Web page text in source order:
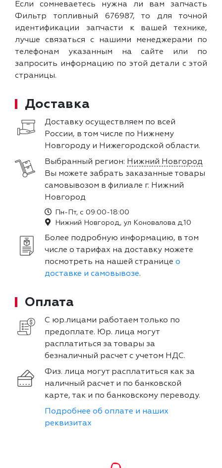
Если сомневаетесь нужна ли вам запчасть
Фильтр топливный 676987, то для точной
идентификации запчасти к вашей технике,
лучше связаться с нашими менеджерами по
телефонам указанным на сайте или по
запросить информацию по этой детали с этой
страницы.
Доставка
Доставку осуществляем по всей
России, в том числе по Нижнему
Новгороду и Нижегородской области.
Выбранный регион: Нижний Новгород
Вы можете забрать заказанные товары
самовывозом в филиале г. Нижний
Новгород
Пн-Пт, с 09:00-18:00
Нижний Новгород, ул Коновалова д.10
Более подробную информацию, в том
числе о тарифах на доставку можете
посмотреть на нашей странице о
доставке и самовывозе.
Оплата
С юр.лицами работаем только по
предоплате. Юр. лица могут
расплатиться за товары за
безналичный расчет с учетом НДС.
Физ. лица могут расплатиться как за
наличный расчет и по банковской
карте, так и по банковскому переводу.
Подробнее об оплате и наших
реквизитах